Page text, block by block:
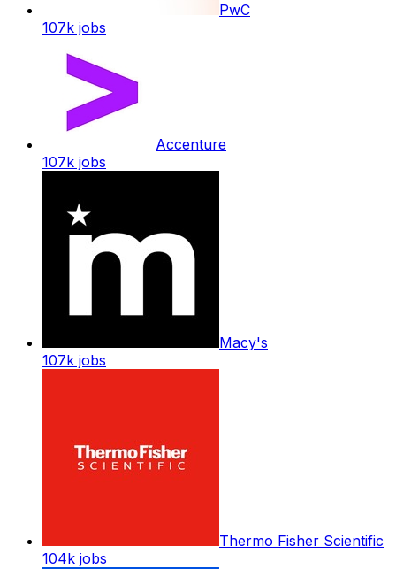
PwC
107k jobs
Accenture
107k jobs
Macy's
107k jobs
Thermo Fisher Scientific
104k jobs